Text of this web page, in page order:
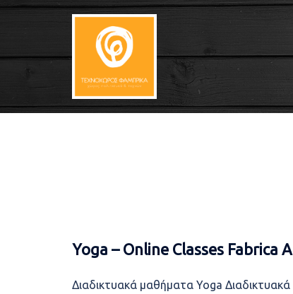
Skip
Yoga – Online Classes Fabrica
Διαδικτυακά μαθήματα Yoga